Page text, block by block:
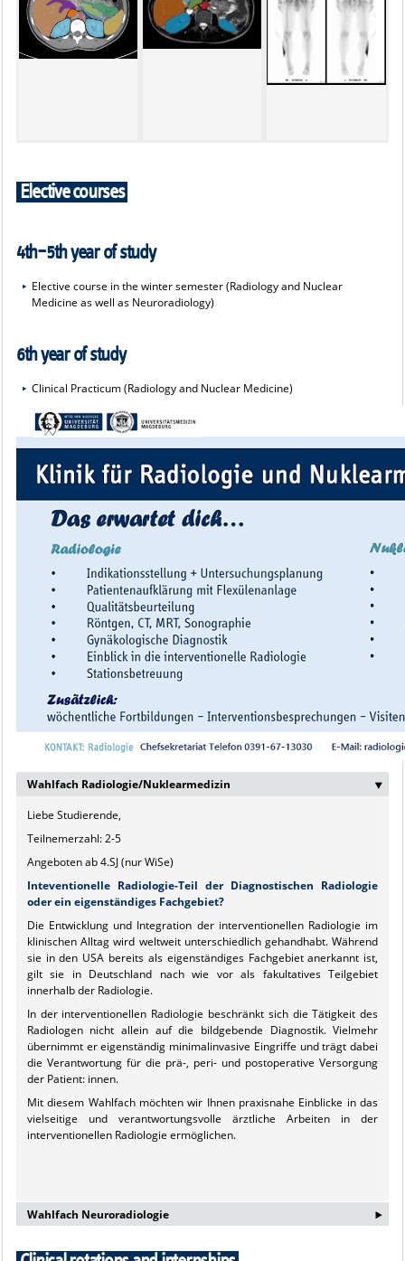
Elective courses
4th–5th year of study
Elective course in the winter semester (Radiology and Nuclear
Medicine as well as Neuroradiology)
6th year of study
Clinical Practicum (Radiology and Nuclear Medicine)
Wahlfach Radiologie/Nuklearmedizin ‣
Liebe Studierende,
Teilnemerzahl: 2-5
Angeboten ab 4.SJ (nur WiSe)
Inteventionelle Radiologie-Teil der Diagnostischen Radiologie
oder ein eigenständiges Fachgebiet?
Die Entwicklung und Integration der interventionellen Radiologie im
klinischen Alltag wird weltweit unterschiedlich gehandhabt. Während
sie in den USA bereits als eigenständiges Fachgebiet anerkannt ist,
gilt sie in Deutschland nach wie vor als fakultatives Teilgebiet
innerhalb der Radiologie.
In der interventionellen Radiologie beschränkt sich die Tätigkeit des
Radiologen nicht allein auf die bildgebende Diagnostik. Vielmehr
übernimmt er eigenständig minimalinvasive Eingriffe und trägt dabei
die Verantwortung für die prä-, peri- und postoperative Versorgung
der Patient: innen.
Mit diesem Wahlfach möchten wir Ihnen praxisnahe Einblicke in das
vielseitige und verantwortungsvolle ärztliche Arbeiten in der
interventionellen Radiologie ermöglichen.
Wahlfach Neuroradiologie ‣